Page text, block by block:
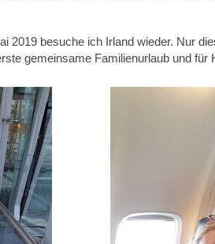
2019 besuche ich Irland wieder. Nur
gemeinsame Familienurlaub und für